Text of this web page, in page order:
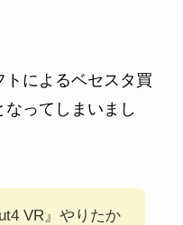
トによるベセスタ買
ってしまいまし
VR』やりたか